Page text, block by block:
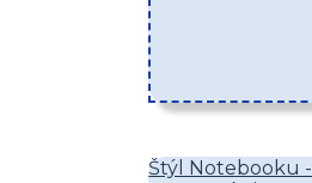
Štýl Notebooku -